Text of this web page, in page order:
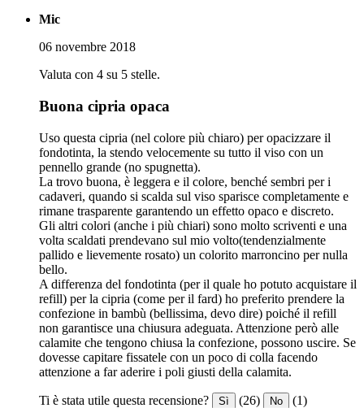
Mic
06 novembre 2018
Valuta con 4 su 5 stelle.
Buona cipria opaca
Uso questa cipria (nel colore più chiaro) per opacizzare il
fondotinta, la stendo velocemente su tutto il viso con un
pennello grande (no spugnetta).
La trovo buona, è leggera e il colore, benché sembri per i
cadaveri, quando si scalda sul viso sparisce completamente e
rimane trasparente garantendo un effetto opaco e discreto.
Gli altri colori (anche i più chiari) sono molto scriventi e una
volta scaldati prendevano sul mio volto(tendenzialmente
pallido e lievemente rosato) un colorito marroncino per nulla
bello.
A differenza del fondotinta (per il quale ho potuto acquistare il
refill) per la cipria (come per il fard) ho preferito prendere la
confezione in bambù (bellissima, devo dire) poiché il refill
non garantisce una chiusura adeguata. Attenzione però alle
calamite che tengono chiusa la confezione, possono uscire. Se
dovesse capitare fissatele con un poco di colla facendo
attenzione a far aderire i poli giusti della calamita.
Ti è stata utile questa recensione? Sì (26) No (1)